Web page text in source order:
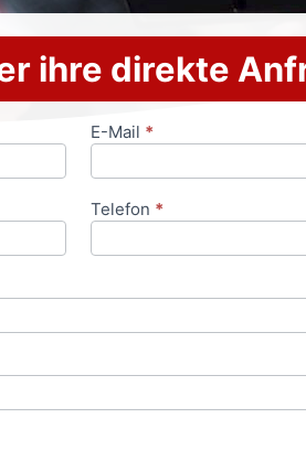
ihre direkte
E-Mail *
Telefon *